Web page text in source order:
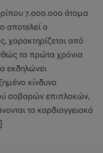
7.000.000 άτομα
αποτελεί ο
χαρακτηρίζεται από
τα πρώτα χρόνια
εκδηλώνει
κίνδυνο
σοβαρών επιπλοκών,
τα καρδιαγγειακά